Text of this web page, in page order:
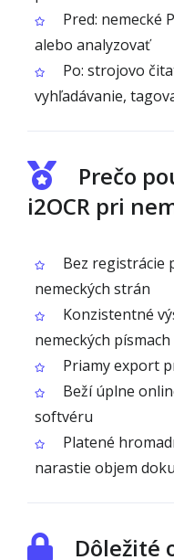
Pred: nemecké
alebo analyzovať
Po: strojovo
vyhľadávanie,
Prečo
i2OCR pri
Bez registrácie
nemeckých strán
Konzistentné
nemeckých písmach
Priamy export
Beží úplne
softvéru
Platené
narastie objem
Dôležité